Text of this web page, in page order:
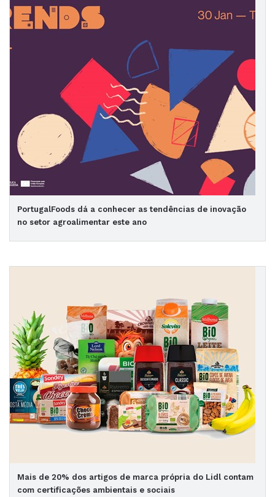
PortugalFoods dá a conhecer as tendências de inovação
no setor agroalimentar este ano
Mais de 20% dos artigos de marca própria do Lidl contam
com certificações ambientais e sociais